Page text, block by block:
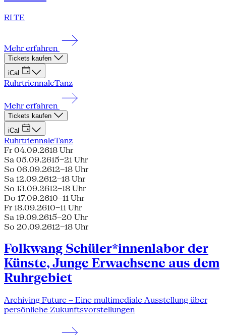
RI TE
Mehr erfahren
Tickets kaufen
iCal
RuhrtriennaleTanz
Mehr erfahren
Tickets kaufen
iCal
RuhrtriennaleTanz
Fr 04.09.2618 Uhr
Sa 05.09.2615–21 Uhr
So 06.09.2612–18 Uhr
Sa 12.09.2612–18 Uhr
So 13.09.2612–18 Uhr
Do 17.09.2610–11 Uhr
Fr 18.09.2610–11 Uhr
Sa 19.09.2615–20 Uhr
So 20.09.2612–18 Uhr
Folkwang Schüler*innenlabor der
Künste, Junge Erwachsene aus dem
Ruhrgebiet
Archiving Future – Eine multimediale Ausstellung über
persönliche Zukunftsvorstellungen